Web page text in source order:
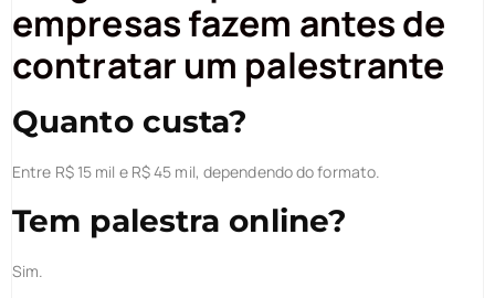
empresas fazem antes de
contratar um palestrante
Quanto custa?
Entre R$ 15 mil e R$ 45 mil, dependendo do formato.
Tem palestra online?
Sim.